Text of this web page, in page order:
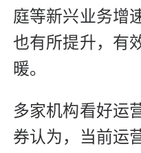
庭等新兴业务增
也有所提升，有
暖。
多家机构看好运
券认为，当前运